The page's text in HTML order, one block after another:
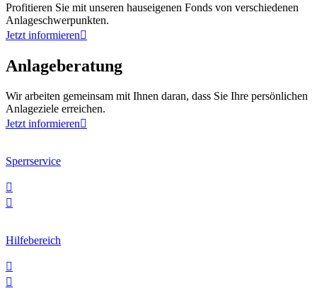
Profitieren Sie mit unseren hauseigenen Fonds von verschiedenen
Anlageschwerpunkten.
Jetzt informieren
Anlageberatung
Wir arbeiten gemeinsam mit Ihnen daran, dass Sie Ihre persönlichen
Anlageziele erreichen.
Jetzt informieren
Sperrservice


Hilfebereich

